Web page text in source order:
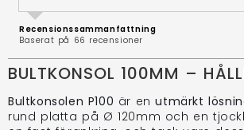
inställning berömvärd. Kunder
berömmer konsekvent produkternas
hållbarhet och effektivitet.
Recensionssammanfattning
Baserat på 66 recensioner
BULTKONSOL 100MM –
Bultkonsolen P100 är enutmärkt
rund platta på Ø 120mm och en